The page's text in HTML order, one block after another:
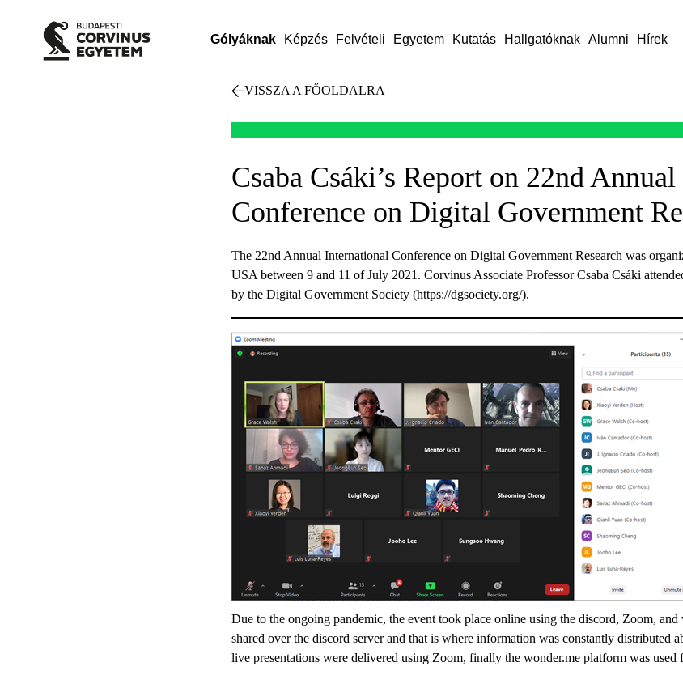
Gólyáknak Képzés Felvételi Egyetem Kutatás Hallgatóknak Alumni Hírek
VISSZA A FŐOLDALRA
Csaba Csáki’s Report on 22nd
Conference on Digital Government
The 22nd Annual International Conference on Digital Government Research was
USA between 9 and 11 of July 2021. Corvinus Associate Professor Csaba Csáki
by the Digital Government Society (https://dgsociety.org/).
Due to the ongoing pandemic, the event took place online using the discord, Zoom,
shared over the discord server and that is where information was constantly distributed
live presentations were delivered using Zoom, finally the wonder.me platform was used